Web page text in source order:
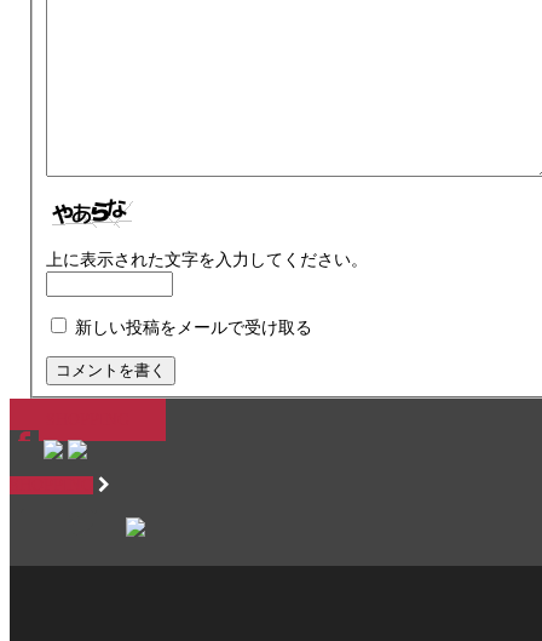
上に表示された文字を入力してください。
新しい投稿をメールで受け取る